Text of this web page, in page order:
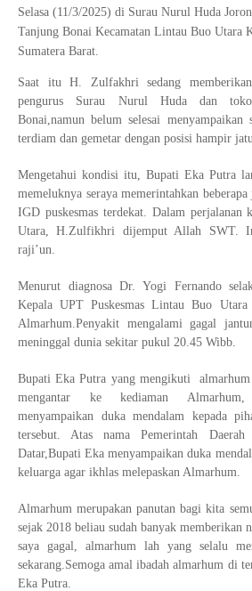
Selasa (11/3/2025) di Surau Nurul Huda
Tanjung Bonai Kecamatan Lintau Buo Utara
Sumatera Barat.
Saat itu H. Zulfakhri sedang
pengurus Surau Nurul Huda dan
Bonai,namun belum selesai menyampaikan
terdiam dan gemetar dengan posisi hampir
Mengetahui kondisi itu, Bupati Eka Putra
memeluknya seraya memerintahkan
IGD puskesmas terdekat. Dalam perjalanan
Utara, H.Zulfikhri dijemput Allah SWT.
raji’un.
Menurut diagnosa Dr. Yogi Fernando
Kepala UPT Puskesmas Lintau Buo
Almarhum.Penyakit mengalami gagal
meninggal dunia sekitar pukul 20.45 Wibb.
Bupati Eka Putra yang mengikuti
mengantar ke kediaman Almarhum,
menyampaikan duka mendalam kepada
tersebut. Atas nama Pemerintah Daerah
Datar,Bupati Eka menyampaikan duka
keluarga agar ikhlas melepaskan Almarhum.
Almarhum merupakan panutan bagi kita
sejak 2018 beliau sudah banyak memberikan
saya gagal, almarhum lah yang selalu
sekarang.Semoga amal ibadah almarhum di
Eka Putra.